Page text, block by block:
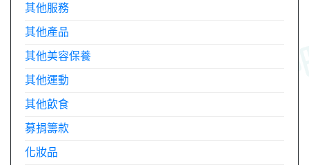
其他服務
其他產品
其他美容保養
其他運動
其他飲食
募捐籌款
化妝品